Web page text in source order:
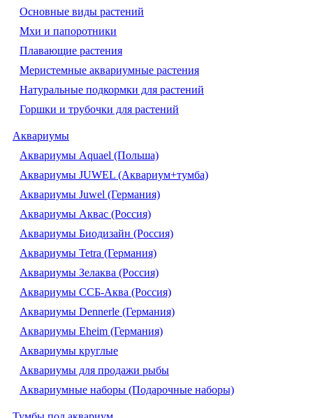
Основные виды растений
Мхи и папоротники
Плавающие растения
Меристемные аквариумные растения
Натуральные подкормки для растений
Горшки и трубочки для растений
Аквариумы
Аквариумы Aquael (Польша)
Аквариумы JUWEL (Аквариум+тумба)
Аквариумы Juwel (Германия)
Аквариумы Аквас (Россия)
Аквариумы Биодизайн (Россия)
Аквариумы Tetra (Германия)
Аквариумы Зелаква (Россия)
Аквариумы ССБ-Аква (Россия)
Аквариумы Dennerle (Германия)
Аквариумы Eheim (Германия)
Аквариумы круглые
Аквариумы для продажи рыбы
Аквариумные наборы (Подарочные наборы)